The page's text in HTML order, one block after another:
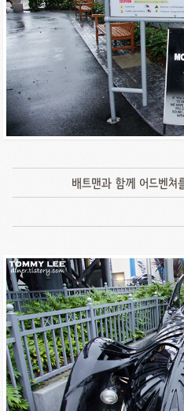
배트맨과 함께 어드벤쳐